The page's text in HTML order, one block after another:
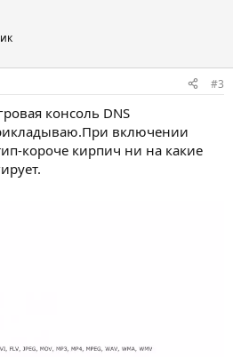
#3
консоль DNS
включении
короче кирпич ни на какие